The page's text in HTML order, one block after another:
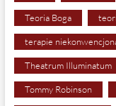
Teoria Boga
terapie
Theatrum Illuminatum
Tommy Robinson